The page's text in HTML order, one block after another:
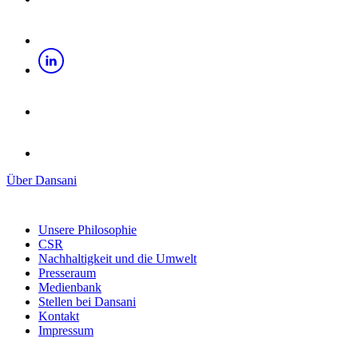
Über Dansani
Unsere Philosophie
CSR
Nachhaltigkeit und die Umwelt
Presseraum
Medienbank
Stellen bei Dansani
Kontakt
Impressum